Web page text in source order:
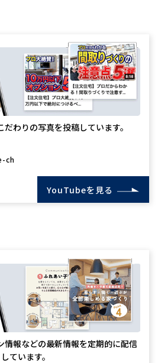
わりの写真を投稿しています。
ch
YouTubeを見る
情報などの最新情報を定期的に配信
しています。